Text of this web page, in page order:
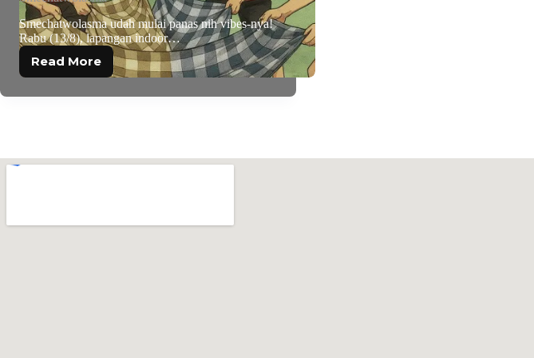
Smechatwolasma udah mulai panas nih vibes-nya!
Rabu (13/8), lapangan indoor…
Read More